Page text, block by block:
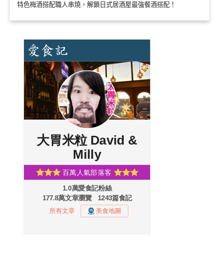
特色梅酒搭配職人串燒，解鎖日式居酒屋最強餐酒搭配！